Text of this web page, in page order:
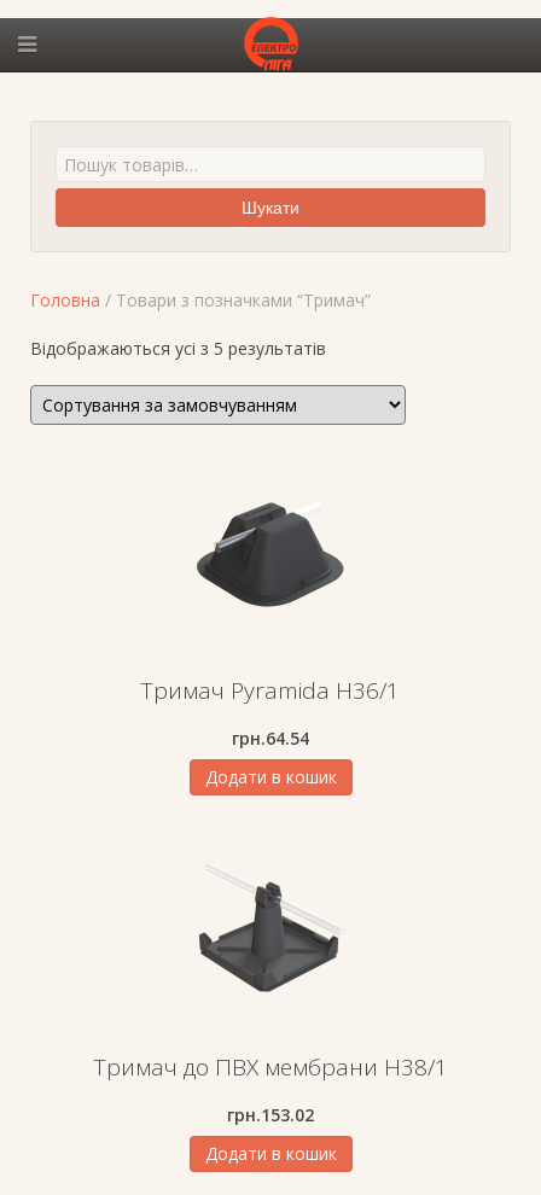
Шукати
Головна / Товари з позначками “Тримач”
Відображаються усі з 5 результатів
Тримач Pyramida H36/1
грн.64.54
Додати в кошик
Тримач до ПВХ мембрани H38/1
грн.153.02
Додати в кошик